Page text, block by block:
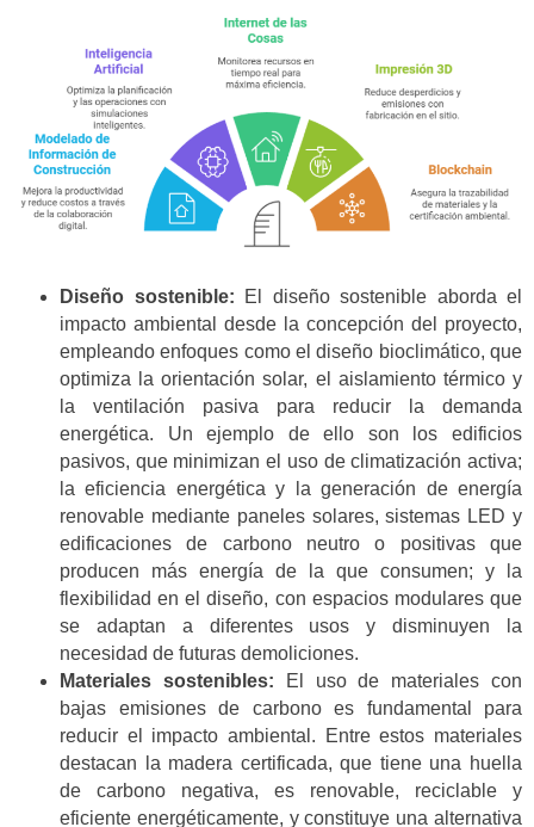
Diseño sostenible:
El diseño sostenible aborda el
impacto ambiental desde la concepción del proyecto,
empleando enfoques como el diseño bioclimático, que
optimiza la orientación solar, el aislamiento térmico y
la ventilación pasiva para reducir la demanda
energética. Un ejemplo de ello son los edificios
pasivos, que minimizan el uso de climatización activa;
la eficiencia energética y la generación de energía
renovable mediante paneles solares, sistemas LED y
edificaciones de carbono neutro o positivas que
producen más energía de la que consumen; y la
flexibilidad en el diseño, con espacios modulares que
se adaptan a diferentes usos y disminuyen la
necesidad de futuras demoliciones.
Materiales sostenibles:
El uso de materiales con
bajas emisiones de carbono es fundamental para
reducir el impacto ambiental. Entre estos materiales
destacan la madera certificada, que tiene una huella
de carbono negativa, es renovable, reciclable y
eficiente energéticamente, y constituye una alternativa